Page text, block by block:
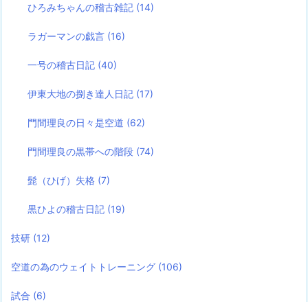
ひろみちゃんの稽古雑記 (14)
ラガーマンの戯言 (16)
一号の稽古日記 (40)
伊東大地の捌き達人日記 (17)
門間理良の日々是空道 (62)
門間理良の黒帯への階段 (74)
髭（ひげ）失格 (7)
黒ひよの稽古日記 (19)
技研 (12)
空道の為のウェイトトレーニング (106)
試合 (6)